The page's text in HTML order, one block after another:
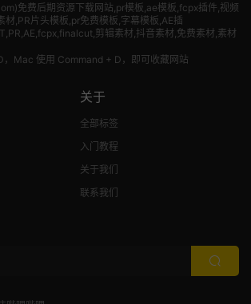
免费后期资源下载网站,pr模板,ae模板,fcpx插件,视频
材,PR片头模板,pr免费模板,字幕模板,AE插
剪辑素材,抖音素材,免费素材,素材
Mac 使用 Command + D，即可收藏网站
关于
全部标签
入门教程
关于我们
联系我们